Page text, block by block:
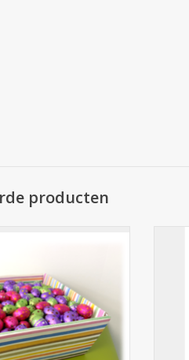
producten